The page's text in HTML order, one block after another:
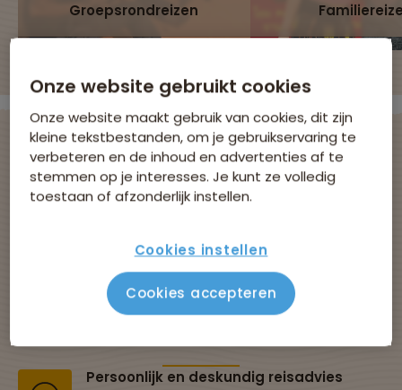
Groepsrondreizen
Avontuurlijke
groepsreizen met
Sawadee
Persoonlijk en deskundig reisadvies
Onze website gebruikt cookies
Onze website maakt gebruik van cookies, dit zijn
kleine tekstbestanden, om je gebruikservaring te
verbeteren en de inhoud en advertenties af te
stemmen op je interesses. Je kunt ze volledig
toestaan of afzonderlijk instellen.
Cookies instellen
Cookies accepteren